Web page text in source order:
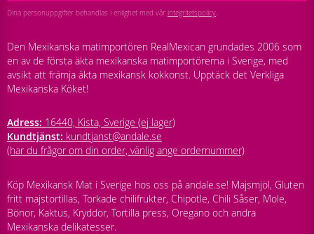
Dina personuppgifter behandlas i enlighet med vår integritetspolicy.
Den Mexikanska matimportören RealMexican grundades 2006 som
en av de första äkta mexikanska matimportörerna i Sverige, med
avsikt att främja äkta mexikansk kokkonst. Upptäck det Verkliga
Mexikanska Köket!
Adress: 16440, Kista, Sverige (ej lager)
Kundtjänst: kundtjanst@andale.se
(har du frågor om din order, vänlig ange ordernummer)
Köp Mexikansk Mat i Sverige hos oss på andale.se! Majsmjöl, Gluten
fritt majstortillas, Torkade chilifrukter, Chipotle, Chili Såser, Mole,
Bönor, Kaktus, Kryddor, Tortilla press, Oregano och andra
Mexikanska delikatesser.